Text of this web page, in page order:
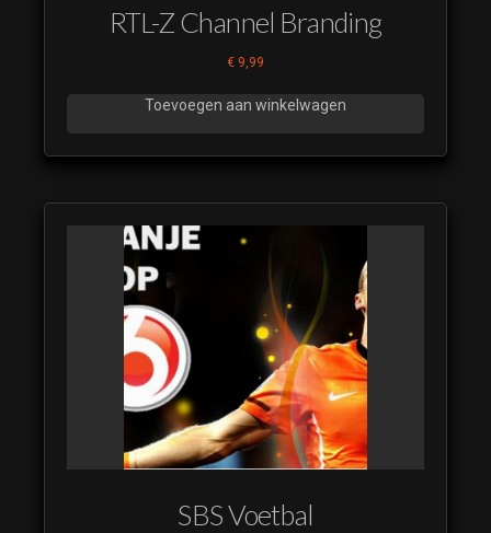
Advocaten 13
(luistervoorbeeld)
Advocaten 14
(luistervoorbeeld)
Misdaad
RTL-Z Channel Branding
€ 9,99
Toevoegen aan winkelwagen
SBS Voetbal